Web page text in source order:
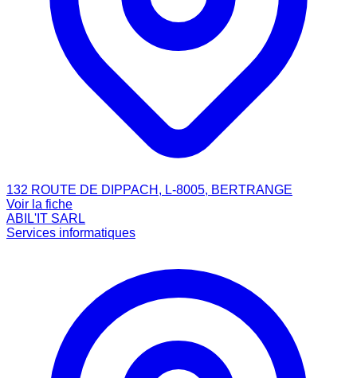
132 ROUTE DE DIPPACH, L-8005, BERTRANGE
Voir la fiche
ABIL'IT SARL
Services informatiques